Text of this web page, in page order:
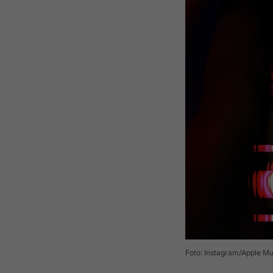
Foto: Instagram/Apple